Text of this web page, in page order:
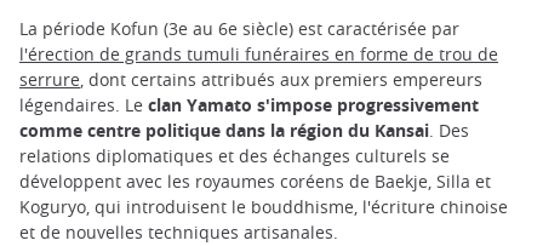
La période Kofun (3e au 6e siècle) est caractérisée par
l'érection de grands tumuli funéraires en forme de trou de
serrure, dont certains attribués aux premiers empereurs
légendaires. Le clan Yamato s'impose progressivement
comme centre politique dans la région du Kansai. Des
relations diplomatiques et des échanges culturels se
développent avec les royaumes coréens de Baekje, Silla et
Koguryo, qui introduisent le bouddhisme, l'écriture chinoise
et de nouvelles techniques artisanales.